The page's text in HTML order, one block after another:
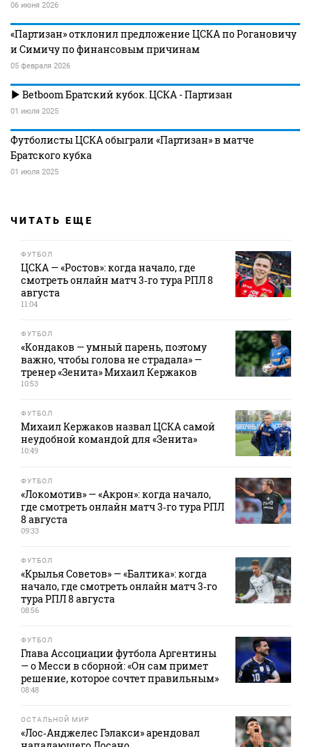
06 июня 2026
«Партизан» отклонил предложение ЦСКА по Рогановичу
и Симичу по финансовым причинам
05 февраля 2026
Betboom Братский кубок. ЦСКА - Партизан
01 июля 2025
Футболисты ЦСКА обыграли «Партизан» в матче
Братского кубка
01 июля 2025
ЧИТАТЬ ЕЩЕ
ФУТБОЛ
ЦСКА — «Ростов»: когда начало, где
смотреть онлайн матч 3‑го тура РПЛ 8
августа
11:04
ФУТБОЛ
«Кондаков — умный парень, поэтому
важно, чтобы голова не страдала» —
тренер «Зенита» Михаил Кержаков
10:53
ФУТБОЛ
Михаил Кержаков назвал ЦСКА самой
неудобной командой для «Зенита»
10:49
ФУТБОЛ
«Локомотив» — «Акрон»: когда начало,
где смотреть онлайн матч 3‑го тура РПЛ
8 августа
09:33
ФУТБОЛ
«Крылья Советов» — «Балтика»: когда
начало, где смотреть онлайн матч 3‑го
тура РПЛ 8 августа
08:56
ФУТБОЛ
Глава Ассоциации футбола Аргентины
— о Месси в сборной: «Он сам примет
решение, которое сочтет правильным»
08:48
ОСТАЛЬНОЙ МИР
«Лос‑Анджелес Гэлакси» арендовал